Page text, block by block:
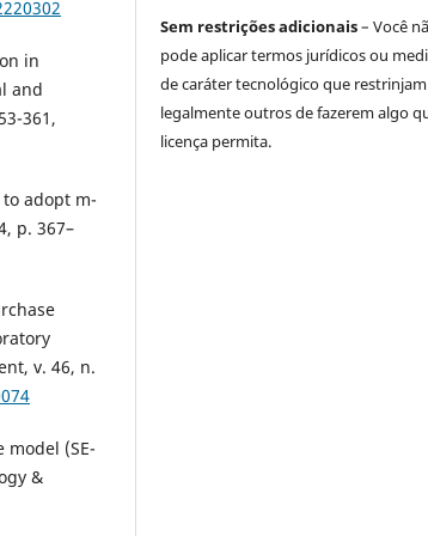
in
and
361,
to adopt m-
p. 367–
v. 46, n.
model (SE-
&
Sem restrições adicionais– Você
pode aplicar termos jurídicos ou
de caráter tecnológico que restrinjam
legalmente outros de fazerem algo
licença permita.